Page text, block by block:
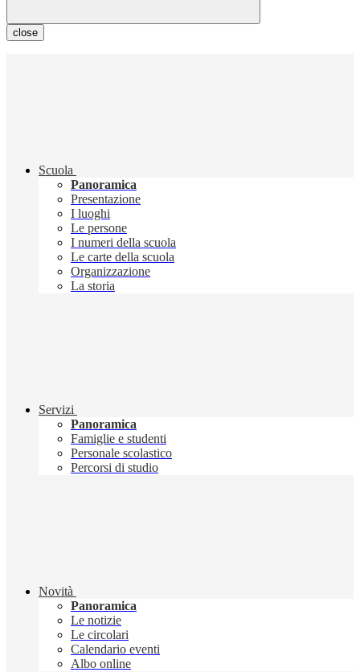
close
Scuola
Panoramica
Presentazione
I luoghi
Le persone
I numeri della scuola
Le carte della scuola
Organizzazione
La storia
Servizi
Panoramica
Famiglie e studenti
Personale scolastico
Percorsi di studio
Novità
Panoramica
Le notizie
Le circolari
Calendario eventi
Albo online